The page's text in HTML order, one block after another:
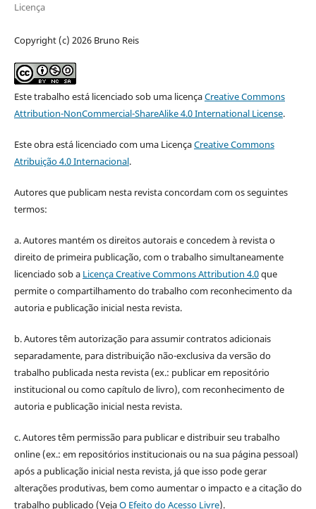
Licença
Copyright (c) 2026 Bruno Reis
Este trabalho está licenciado sob uma licençaCreative Commons
Attribution-NonCommercial-ShareAlike 4.0 International License.
Este obra está licenciado com uma LicençaCreative Commons
Atribuição 4.0 Internacional.
Autores que publicam nesta revista concordam com os seguintes
termos:
a. Autores mantém os direitos autorais e concedem à revista o
direito de primeira publicação, com o trabalho simultaneamente
licenciado sob a Licença Creative Commons Attribution 4.0que
permite o compartilhamento do trabalho com reconhecimento da
autoria e publicação inicial nesta revista.
b. Autores têm autorização para assumir contratos adicionais
separadamente, para distribuição não-exclusiva da versão do
trabalho publicada nesta revista (ex.: publicar em repositório
institucional ou como capítulo de livro), com reconhecimento de
autoria e publicação inicial nesta revista.
c. Autores têm permissão para publicar e distribuir seu trabalho
online (ex.: em repositórios institucionais ou na sua página pessoal)
após a publicação inicial nesta revista, já que isso pode gerar
alterações produtivas, bem como aumentar o impacto e a citação do
trabalho publicado (VejaO Efeito do Acesso Livre).